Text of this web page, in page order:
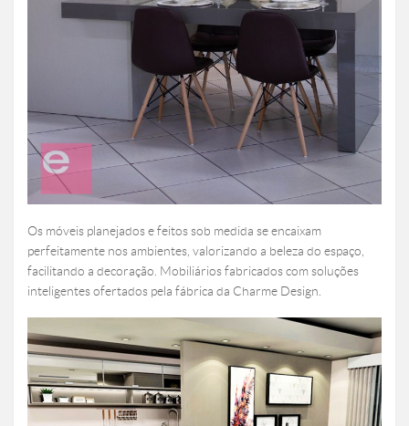
Os móveis planejados e feitos sob medida se encaixam
perfeitamente nos ambientes, valorizando a beleza do espaço,
facilitando a decoração. Mobiliários fabricados com soluções
inteligentes ofertados pela fábrica da Charme Design.